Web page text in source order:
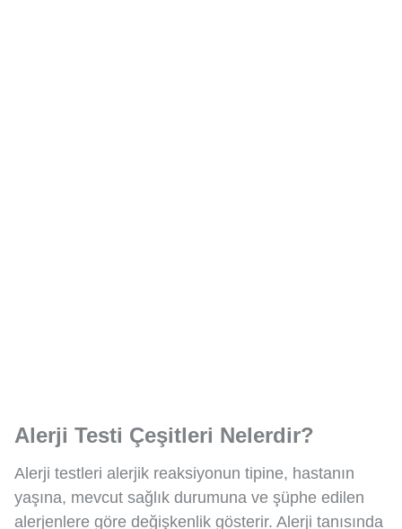
Alerji Testi Çeşitleri Nelerdir?
Alerji testleri alerjik reaksiyonun tipine, hastanın
yaşına, mevcut sağlık durumuna ve şüphe edilen
alerjenlere göre değişkenlik gösterir. Alerji tanısında